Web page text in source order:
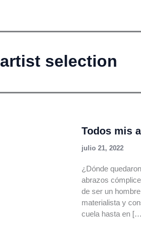
artist selection
Todos mis
julio 21, 2022
¿Dónde
abrazos
de ser un
materialista y
cuela hasta en